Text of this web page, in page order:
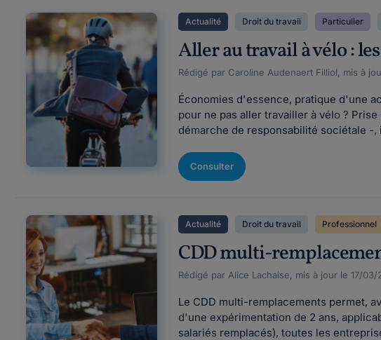
Actualité Droit du travail Particulier
Aller au travail à vélo :
Rédigé par Caroline Audenaert Filliol, mis à
Économies d'essence, pratique d'une
pour ne pas aller travailler à vélo ?
démarche de responsabilité sociétale -
Consulter
Actualité Droit du travail Professionnel
CDD multi-
Rédigé par Alice Lachaise, mis à jour le 17/03/
Le CDD multi-remplacements permet,
d'une expérimentation de 2 ans,
salariés remplacés), toutes les